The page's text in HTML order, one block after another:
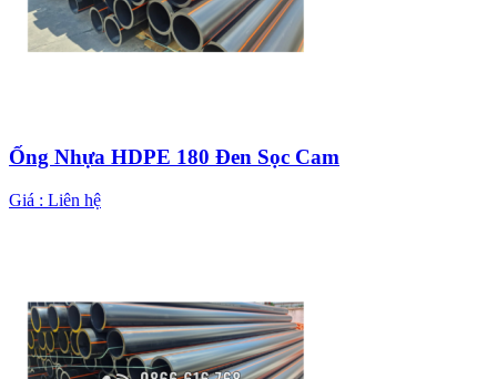
Ống Nhựa HDPE 180 Đen Sọc Cam
Giá : Liên hệ